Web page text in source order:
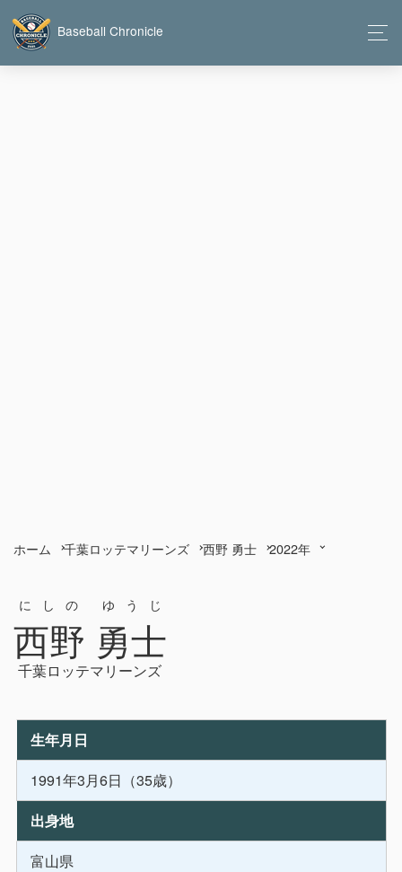
Baseball Chronicle
ホーム 千葉ロッテマリーンズ 西野 勇士 2022年
西野 勇士
にしの ゆうじ
千葉ロッテマリーンズ
生年月日
1991年3月6日（35歳）
出身地
富山県